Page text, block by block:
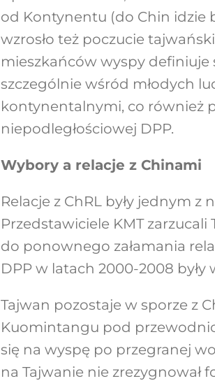
od Kontynentu (do Chin idzie
wzrosło też poczucie
mieszkańców wyspy definiuje
szczególnie wśród młodych
kontynentalnymi, co również
niepodległościowej DPP.
Wybory a relacje z Chinami
Relacje z ChRL były jednym
Przedstawiciele KMT
do ponownego załamania
DPP w latach 2000-2008 były
Tajwan pozostaje w sporze z
Kuomintangu pod
się na wyspę po przegranej
na Tajwanie nie zrezygnował